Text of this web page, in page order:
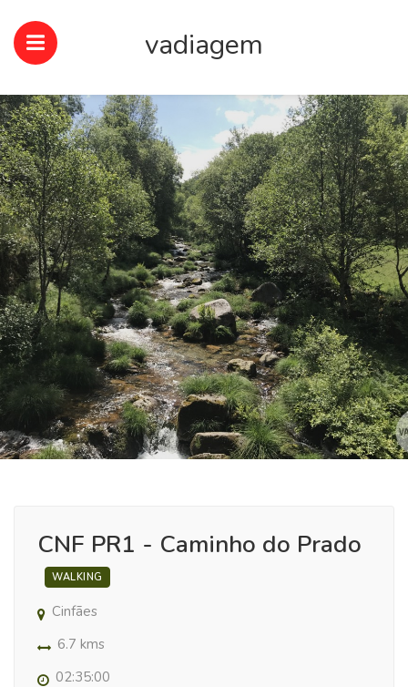
vadiagem
CNF PR1 - Caminho do Prado
WALKING
Cinfães
6.7 kms
02:35:00